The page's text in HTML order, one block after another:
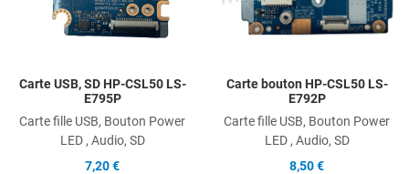
Quick View
Carte USB, SD HP-CSL50 LS-
E795P
Carte fille USB, Bouton Power
LED , Audio, SD
7,20 €
Carte bouton HP-CSL50 LS-
E792P
Carte fille USB, Bouton Power
LED , Audio, SD
8,50 €